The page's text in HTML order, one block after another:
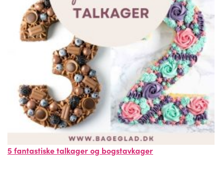
5 fantastiske talkager og bogstavkager